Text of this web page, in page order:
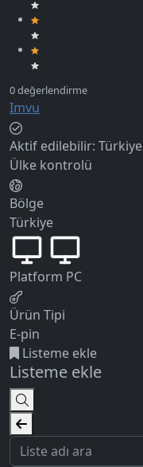
Imvu
Aktif edilebilir: Türkiye
Ülke kontrolü
Bölge
Türkiye
Platform PC
Ürün Tipi
E-pin
Listeme ekle
Listeme ekle